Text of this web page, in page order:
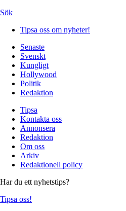
Sök
Tipsa oss om nyheter!
Senaste
Svenskt
Kungligt
Hollywood
Politik
Redaktion
Tipsa
Kontakta oss
Annonsera
Redaktion
Om oss
Arkiv
Redaktionell policy
Har du ett nyhetstips?
Tipsa oss!